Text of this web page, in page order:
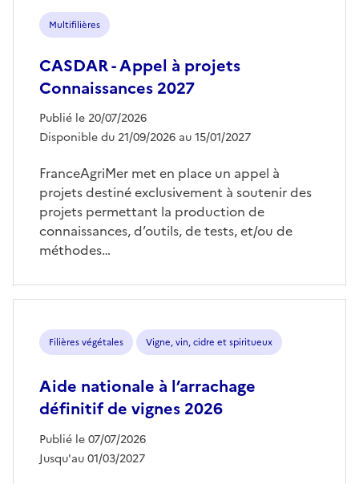
Multifilières
CASDAR - Appel à projets
Connaissances 2027
Publié le 20/07/2026
Disponible du 21/09/2026 au 15/01/2027
FranceAgriMer met en place un appel à
projets destiné exclusivement à soutenir des
projets permettant la production de
connaissances, d’outils, de tests, et/ou de
méthodes…
Filières végétales Vigne, vin, cidre et spiritueux
Aide nationale à l’arrachage
définitif de vignes 2026
Publié le 07/07/2026
Jusqu'au 01/03/2027